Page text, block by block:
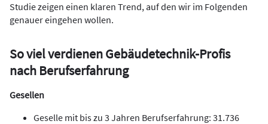
Studie zeigen einen klaren Trend, auf den wir im Folgenden
genauer eingehen wollen.
So viel verdienen Gebäudetechnik-Profis
nach Berufserfahrung
Gesellen
Geselle mit bis zu 3 Jahren Berufserfahrung: 31.736